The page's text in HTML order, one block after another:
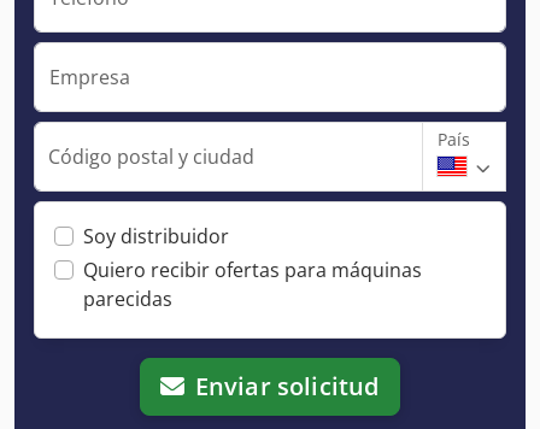
Empresa
Código postal y ciudad
País
Soy distribuidor
Quiero recibir ofertas para máquinas
parecidas
Enviar solicitud